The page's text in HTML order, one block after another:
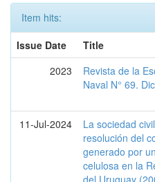
Item hits:
Issue Date
Title
2023
Revista de la
Naval N° 69.
11-Jul-2024
La sociedad
resolución del
generado por
celulosa en la
del Uruguay